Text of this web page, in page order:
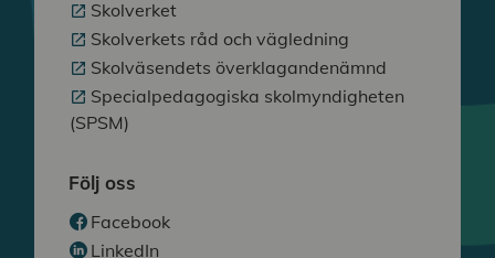
Skolverket
Skolverkets råd och vägledning
Skolväsendets överklagandenämnd
Specialpedagogiska skolmyndigheten
(SPSM)
Följ oss
Facebook
LinkedIn